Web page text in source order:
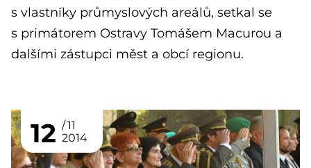
s vlastníky průmyslových areálů, setkal se
s primátorem Ostravy Tomášem Macurou a
dalšími zástupci měst a obcí regionu.
12
11
2014